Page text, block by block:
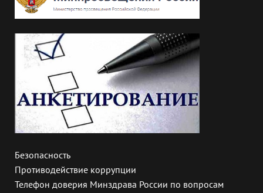
Безопасность
Противодействие коррупции
Телефон доверия Минздрава России по вопросам